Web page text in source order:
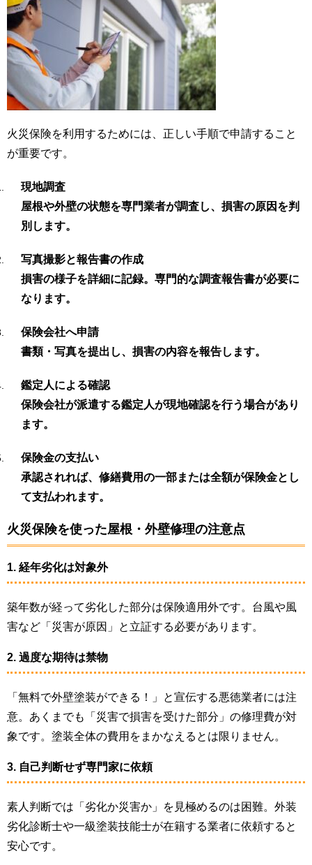
火災保険を利用するためには、正しい手順で申請すること
が重要です。
現地調査
屋根や外壁の状態を専門業者が調査し、損害の原因を判
別します。
写真撮影と報告書の作成
損害の様子を詳細に記録。専門的な調査報告書が必要に
なります。
保険会社へ申請
書類・写真を提出し、損害の内容を報告します。
鑑定人による確認
保険会社が派遣する鑑定人が現地確認を行う場合があり
ます。
保険金の支払い
承認されれば、修繕費用の一部または全額が保険金とし
て支払われます。
火災保険を使った屋根・外壁修理の注意点
1. 経年劣化は対象外
築年数が経って劣化した部分は保険適用外です。台風や風
害など「災害が原因」と立証する必要があります。
2. 過度な期待は禁物
「無料で外壁塗装ができる！」と宣伝する悪徳業者には注
意。あくまでも「災害で損害を受けた部分」の修理費が対
象です。塗装全体の費用をまかなえるとは限りません。
3. 自己判断せず専門家に依頼
素人判断では「劣化か災害か」を見極めるのは困難。外装
劣化診断士や一級塗装技能士が在籍する業者に依頼すると
安心です。